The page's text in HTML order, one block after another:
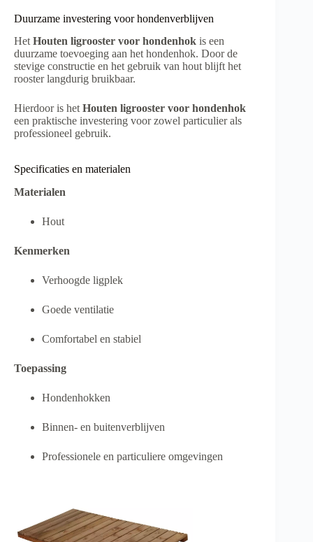
Duurzame investering voor hondenverblijven
HetHouten ligrooster voor hondenhok is een
duurzame toevoeging aan het hondenhok. Door de
stevige constructie en het gebruik van hout blijft het
rooster langdurig bruikbaar.
Hierdoor is hetHouten ligrooster voor hondenhok
een praktische investering voor zowel particulier als
professioneel gebruik.
Specificaties en materialen
Materialen
Hout
Kenmerken
Verhoogde ligplek
Goede ventilatie
Comfortabel en stabiel
Toepassing
Hondenhokken
Binnen- en buitenverblijven
Professionele en particuliere omgevingen